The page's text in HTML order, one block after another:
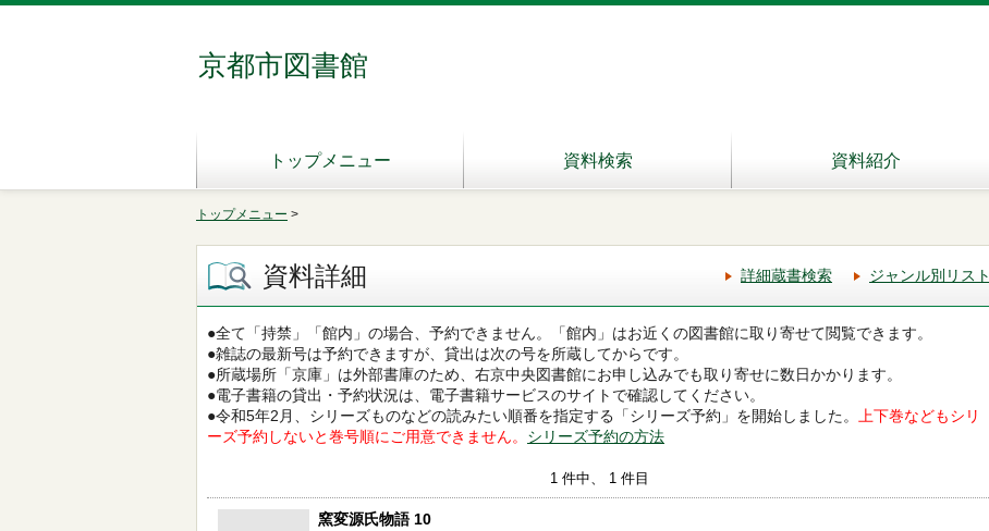
京都市図書館
トップメニュー 資料検索 資料紹介
トップメニュー >
資料詳細 詳細蔵書検索 ジャンル別リスト
●全て「持禁」「館内」の場合、予約できません。「館内」はお近くの図書館に取り寄せて閲覧できます。
●雑誌の最新号は予約できますが、貸出は次の号を所蔵してからです。
●所蔵場所「京庫」は外部書庫のため、右京中央図書館にお申し込みでも取り寄せに数日かかります。
●電子書籍の貸出・予約状況は、電子書籍サービスのサイトで確認してください。
●令和5年2月、シリーズものなどの読みたい順番を指定する「シリーズ予約」を開始しました。
上下巻などもシリ
ーズ予約しないと巻号順にご用意できません。 シリーズ予約の方法
1 件中、 1 件目
窯変源氏物語 10